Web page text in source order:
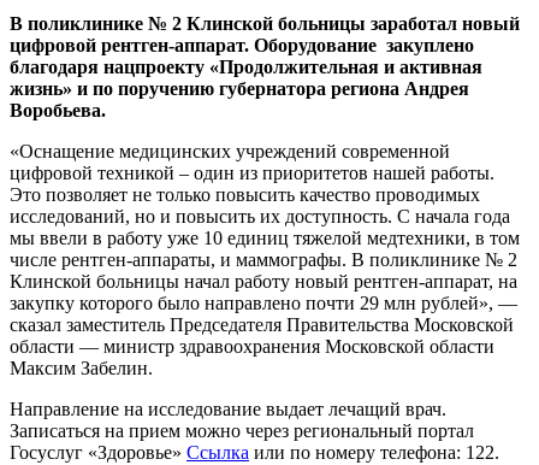
В поликлинике № 2 Клинской больницы заработал новый
цифровой рентген-аппарат. Оборудование закуплено
благодаря нацпроекту «Продолжительная и активная
жизнь» и по поручению губернатора региона Андрея
Воробьева.
«Оснащение медицинских учреждений современной
цифровой техникой – один из приоритетов нашей работы.
Это позволяет не только повысить качество проводимых
исследований, но и повысить их доступность. С начала года
мы ввели в работу уже 10 единиц тяжелой медтехники, в том
числе рентген-аппараты, и маммографы. В поликлинике № 2
Клинской больницы начал работу новый рентген-аппарат, на
закупку которого было направлено почти 29 млн рублей», —
сказал заместитель Председателя Правительства Московской
области — министр здравоохранения Московской области
Максим Забелин.
Направление на исследование выдает лечащий врач.
Записаться на прием можно через региональный портал
Госуслуг «Здоровье» Ссылка или по номеру телефона: 122.